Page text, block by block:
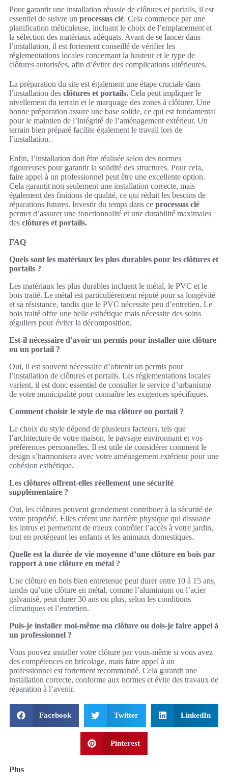
Pour garantir une installation réussie de clôtures et portails, il est
essentiel de suivre un processus clé. Cela commence par une
planification méticuleuse, incluant le choix de l’emplacement et
la sélection des matériaux adéquats. Avant de se lancer dans
l’installation, il est fortement conseillé de vérifier les
réglementations locales concernant la hauteur et le type de
clôtures autorisées, afin d’éviter des complications ultérieures.
La préparation du site est également une étape cruciale dans
l’installation des clôtures et portails. Cela peut impliquer le
nivellement du terrain et le marquage des zones à clôturer. Une
bonne préparation assure une base solide, ce qui est fondamental
pour le maintien de l’intégrité de l’aménagement extérieur. Un
terrain bien préparé facilite également le travail lors de
l’installation.
Enfin, l’installation doit être réalisée selon des normes
rigoureuses pour garantir la solidité des structures. Pour cela,
faire appel à un professionnel peut être une excellente option.
Cela garantit non seulement une installation correcte, mais
également des finitions de qualité, ce qui réduit les besoins de
réparations futures. Investir du temps dans ce processus clé
permet d’assurer une fonctionnalité et une durabilité maximales
des clôtures et portails.
FAQ
Quels sont les matériaux les plus durables pour les clôtures et
portails ?
Les matériaux les plus durables incluent le métal, le PVC et le
bois traité. Le métal est particulièrement réputé pour sa longévité
et sa résistance, tandis que le PVC nécessite peu d’entretien. Le
bois traité offre une belle esthétique mais nécessite des soins
réguliers pour éviter la décomposition.
Est-il nécessaire d’avoir un permis pour installer une clôture
ou un portail ?
Oui, il est souvent nécessaire d’obtenir un permis pour
l’installation de clôtures et portails. Les réglementations locales
varient, il est donc essentiel de consulter le service d’urbanisme
de votre municipalité pour connaître les exigences spécifiques.
Comment choisir le style de ma clôture ou portail ?
Le choix du style dépend de plusieurs facteurs, tels que
l’architecture de votre maison, le paysage environnant et vos
préférences personnelles. Il est utile de considérer comment le
design s’harmonisera avec votre aménagement extérieur pour une
cohésion esthétique.
Les clôtures offrent-elles réellement une sécurité
supplémentaire ?
Oui, les clôtures peuvent grandement contribuer à la sécurité de
votre propriété. Elles créent une barrière physique qui dissuade
les intrus et permettent de mieux contrôler l’accès à votre jardin,
tout en protégeant les enfants et les animaux domestiques.
Quelle est la durée de vie moyenne d’une clôture en bois par
rapport à une clôture en métal ?
Une clôture en bois bien entretenue peut durer entre 10 à 15 ans,
tandis qu’une clôture en métal, comme l’aluminium ou l’acier
galvanisé, peut durer 30 ans ou plus, selon les conditions
climatiques et l’entretien.
Puis-je installer moi-même ma clôture ou dois-je faire appel à
un professionnel ?
Vous pouvez installer votre clôture par vous-même si vous avez
des compétences en bricolage, mais faire appel à un
professionnel est fortement recommandé. Cela garantit une
installation correcte, conforme aux normes et évite des travaux de
réparation à l’avenir.
Facebook Twitter LinkedIn
Pinterest
Plus